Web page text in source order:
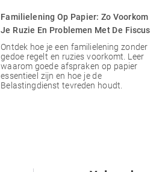
Familielening Op Papier: Zo Voorkom
Je Ruzie En Problemen Met De Fiscus
Ontdek hoe je een familielening zonder
gedoe regelt en ruzies voorkomt. Leer
waarom goede afspraken op papier
essentieel zijn en hoe je de
Belastingdienst tevreden houdt.